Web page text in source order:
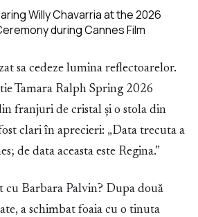
sa cedeze lumina reflectoarelor.
Tamara Ralph Spring 2026
franjuri de cristal și o stola din
clari în aprecieri: „Data trecuta a
de data aceasta este Regina.”
cu Barbara Palvin? Dupa două
a schimbat foaia cu o tinuta